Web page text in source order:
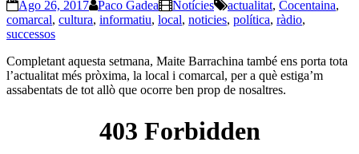
Ago 26, 2017 Paco Gadea Notícies actualitat, Cocentaina,
comarcal, cultura, informatiu, local, noticies, política, ràdio,
successos
Completant aquesta setmana, Maite Barrachina també ens porta tota
l’actualitat més pròxima, la local i comarcal, per a què estiga’m
assabentats de tot allò que ocorre ben prop de nosaltres.